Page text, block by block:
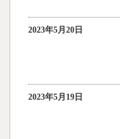
2023年5月20日
2023年5月19日